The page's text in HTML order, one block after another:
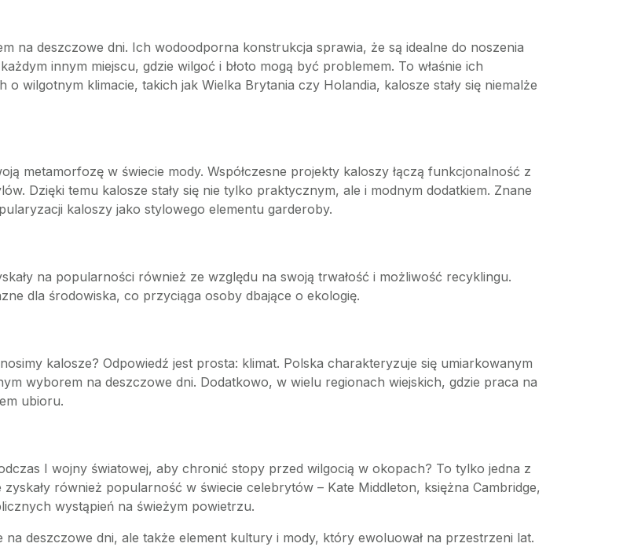
na deszczowe dni. Ich wodoodporna konstrukcja sprawia, że są idealne do noszenia
innym miejscu, gdzie wilgoć i błoto mogą być problemem. To właśnie ich
wilgotnym klimacie, takich jak Wielka Brytania czy Holandia, kalosze stały się niemalże
metamorfozę w świecie mody. Współczesne projekty kaloszy łączą funkcjonalność z
Dzięki temu kalosze stały się nie tylko praktycznym, ale i modnym dodatkiem. Znane
kaloszy jako stylowego elementu garderoby.
na popularności również ze względu na swoją trwałość i możliwość recyklingu.
dla środowiska, co przyciąga osoby dbające o ekologię.
kalosze? Odpowiedź jest prosta: klimat. Polska charakteryzuje się umiarkowanym
wyborem na deszczowe dni. Dodatkowo, w wielu regionach wiejskich, gdzie praca na
ubioru.
I wojny światowej, aby chronić stopy przed wilgocią w okopach? To tylko jedna z
również popularność w świecie celebrytów – Kate Middleton, księżna Cambridge,
wystąpień na świeżym powietrzu.
deszczowe dni, ale także element kultury i mody, który ewoluował na przestrzeni lat.